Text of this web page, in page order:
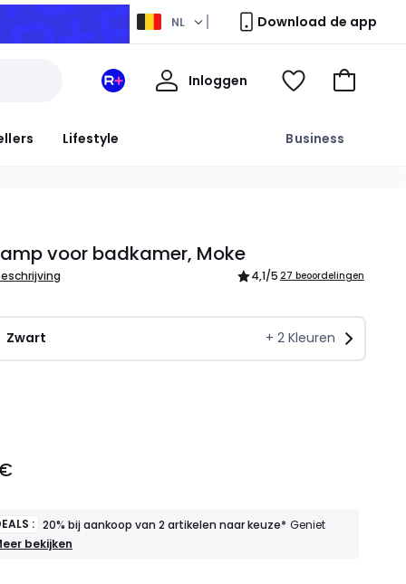
NL Download de app
Lifestyle Business
Mijn
+
Inloggen
Mijn
Kijk
Naar
voor badkamer, Moke
4,1/5 27 beoordelingen
Zwart + 2Kleuren
: 20% bij aankoop van 2 artikelen naar keuze* Geniet
bekijken